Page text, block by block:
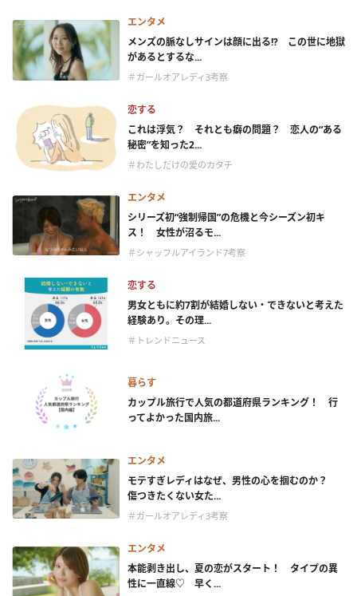
エンタメ
メンズの脈なしサインは顔に出る!? この世に地獄
があるとするな...
＃ガールオアレディ3考察
恋する
これは浮気？ それとも癖の問題？ 恋人の“ある
秘密”を知った2...
＃わたしだけの愛のカタチ
エンタメ
シリーズ初“強制帰国”の危機と今シーズン初キ
ス！ 女性が沼るモ...
＃シャッフルアイランド7考察
恋する
男女ともに約7割が結婚しない・できないと考えた
経験あり。その理...
＃トレンドニュース
暮らす
カップル旅行で人気の都道府県ランキング！ 行
ってよかった国内旅...
エンタメ
モテすぎレディはなぜ、男性の心を掴むのか？
傷つきたくない女た...
＃ガールオアレディ3考察
エンタメ
本能剥き出し、夏の恋がスタート！ タイプの異
性に一直線♡ 早く...